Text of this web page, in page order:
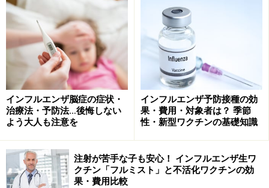
らないので、マスクの効果は断言できません。しかし、
予想されるのは、インフルエンザと同じ飛沫感染で、気
道からうつることが多いと推定されています。まずはマ
スクで、というのは最も手軽で効果の高い予防法といえ
ます。
インフルエンザワクチンを毎年接種！
ワクチンには3種類入っています。
インフルエンザ脳症の症状・
治療法・予防法…後悔しない
よう大人も注意を
インフルエンザ予防接種の効
果・費用・対象者は？ 季節
性・新型ワクチンの基礎知識
注射が苦手な子も安心！ インフルエンザ生ワ
クチン「フルミスト」と不活化ワクチンの効
果・費用比較